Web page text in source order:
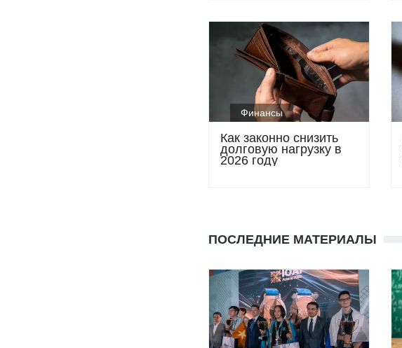
Финансы
Как законно снизить
долговую нагрузку в
2026 году
ПОСЛЕДНИЕ МАТЕРИАЛЫ